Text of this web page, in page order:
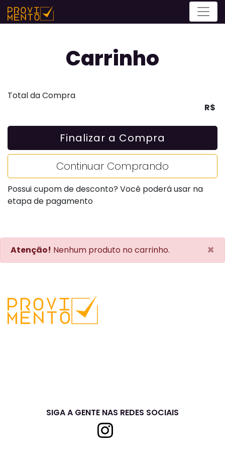
Menu
Carrinho
Total da Compra
R$
Finalizar a Compra
Continuar Comprando
Possui cupom de desconto? Você poderá usar na
etapa de pagamento
×
Atenção! Nenhum produto no carrinho.
SIGA A GENTE NAS REDES SOCIAIS